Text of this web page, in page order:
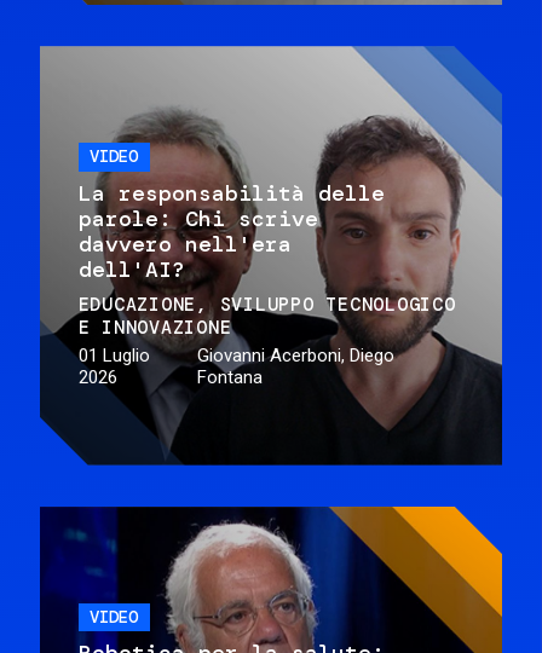
VIDEO
La responsabilità delle
parole: Chi scrive
davvero nell'era
dell'AI?
EDUCAZIONE
SVILUPPO TECNOLOGICO
E INNOVAZIONE
01 Luglio
2026
Giovanni Acerboni, Diego
Fontana
VIDEO